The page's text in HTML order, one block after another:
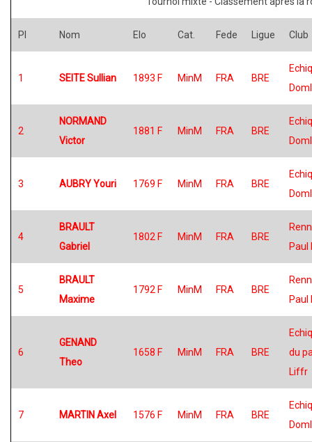
Pl Nom Elo Cat. Fede Ligue Club
1 SEITE Sullian 1893 F MinM FRA BRE
2
NORMAND
Victor
1881 F MinM FRA BRE
3 AUBRY Youri 1769 F MinM FRA BRE
4
BRAULT
Gabriel
1802 F MinM FRA BRE
Paul
5
BRAULT
Maxime
1792 F MinM FRA BRE
Paul
6
GENAND
Theo
1658 F MinM FRA BRE
du
Liffr
7 MARTIN Axel 1576 F MinM FRA BRE